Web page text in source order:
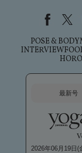
POSE & BODY
INTERVIEW
最新号
2026年06月19日(